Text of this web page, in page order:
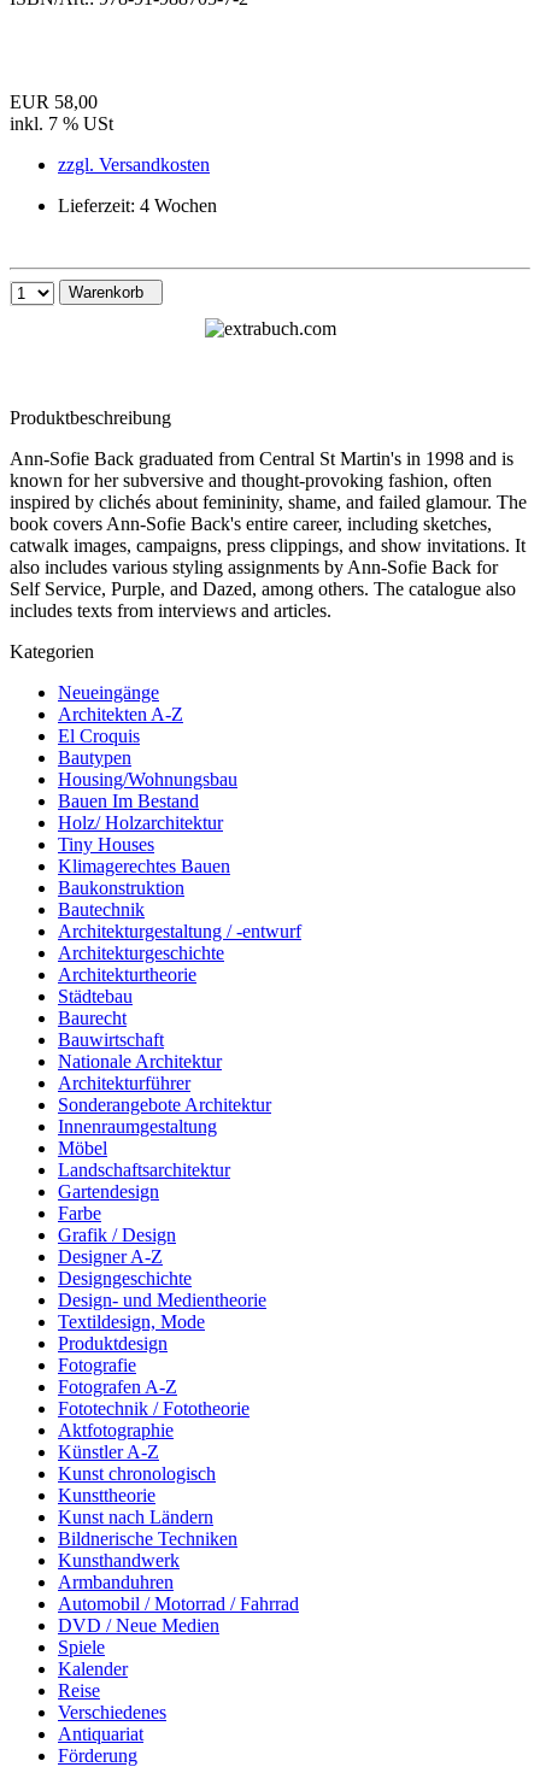
EUR 58,00
inkl. 7 % USt
zzgl. Versandkosten
Lieferzeit: 4 Wochen
Warenkorb
Produktbeschreibung
Ann-Sofie Back graduated from Central St Martin's in 1998 and is
known for her subversive and thought-provoking fashion, often
inspired by clichés about femininity, shame, and failed glamour. The
book covers Ann-Sofie Back's entire career, including sketches,
catwalk images, campaigns, press clippings, and show invitations. It
also includes various styling assignments by Ann-Sofie Back for
Self Service, Purple, and Dazed, among others. The catalogue also
includes texts from interviews and articles.
Kategorien
Neueingänge
Architekten A-Z
El Croquis
Bautypen
Housing/Wohnungsbau
Bauen Im Bestand
Holz/ Holzarchitektur
Tiny Houses
Klimagerechtes Bauen
Baukonstruktion
Bautechnik
Architekturgestaltung / -entwurf
Architekturgeschichte
Architekturtheorie
Städtebau
Baurecht
Bauwirtschaft
Nationale Architektur
Architekturführer
Sonderangebote Architektur
Innenraumgestaltung
Möbel
Landschaftsarchitektur
Gartendesign
Farbe
Grafik / Design
Designer A-Z
Designgeschichte
Design- und Medientheorie
Textildesign, Mode
Produktdesign
Fotografie
Fotografen A-Z
Fototechnik / Fototheorie
Aktfotographie
Künstler A-Z
Kunst chronologisch
Kunsttheorie
Kunst nach Ländern
Bildnerische Techniken
Kunsthandwerk
Armbanduhren
Automobil / Motorrad / Fahrrad
DVD / Neue Medien
Spiele
Kalender
Reise
Verschiedenes
Antiquariat
Förderung